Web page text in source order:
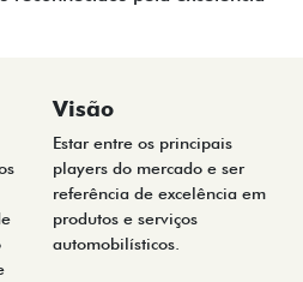
Visão
Estar entre os principais
players do mercado e ser
referência de excelência em
produtos e serviços
automobilísticos.